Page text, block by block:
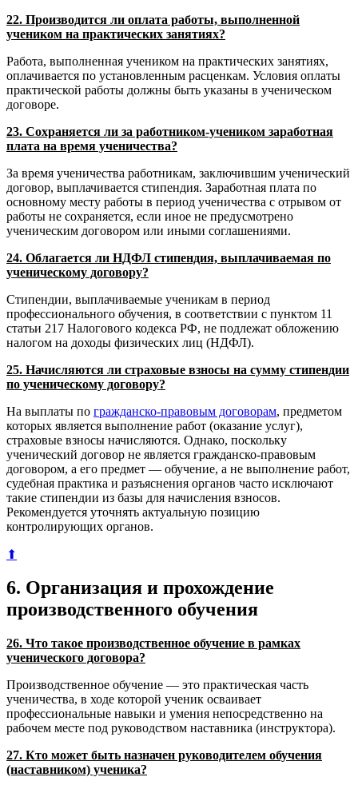
22. Производится ли оплата работы, выполненной
учеником на практических занятиях?
Работа, выполненная учеником на практических занятиях,
оплачивается по установленным расценкам. Условия оплаты
практической работы должны быть указаны в ученическом
договоре.
23. Сохраняется ли за работником-учеником заработная
плата на время ученичества?
За время ученичества работникам, заключившим ученический
договор, выплачивается стипендия. Заработная плата по
основному месту работы в период ученичества с отрывом от
работы не сохраняется, если иное не предусмотрено
ученическим договором или иными соглашениями.
24. Облагается ли НДФЛ стипендия, выплачиваемая по
ученическому договору?
Стипендии, выплачиваемые ученикам в период
профессионального обучения, в соответствии с пунктом 11
статьи 217 Налогового кодекса РФ, не подлежат обложению
налогом на доходы физических лиц (НДФЛ).
25. Начисляются ли страховые взносы на сумму стипендии
по ученическому договору?
На выплаты по гражданско-правовым договорам, предметом
которых является выполнение работ (оказание услуг),
страховые взносы начисляются. Однако, поскольку
ученический договор не является гражданско-правовым
договором, а его предмет — обучение, а не выполнение работ,
судебная практика и разъяснения органов часто исключают
такие стипендии из базы для начисления взносов.
Рекомендуется уточнять актуальную позицию
контролирующих органов.
⬆
6. Организация и прохождение
производственного обучения
26. Что такое производственное обучение в рамках
ученического договора?
Производственное обучение — это практическая часть
ученичества, в ходе которой ученик осваивает
профессиональные навыки и умения непосредственно на
рабочем месте под руководством наставника (инструктора).
27. Кто может быть назначен руководителем обучения
(наставником) ученика?